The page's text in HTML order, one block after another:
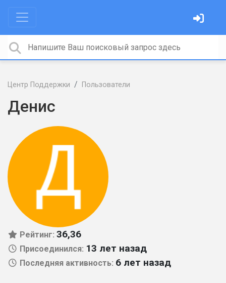
Центр Поддержки Пользователи
Денис
Рейтинг: 36,36
Присоединился: 13 лет назад
Последняя активность: 6 лет назад